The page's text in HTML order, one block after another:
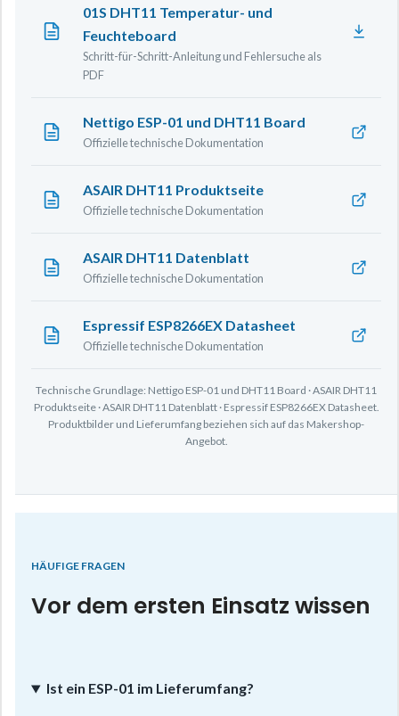
01S DHT11 Temperatur- und
Feuchteboard
Schritt-für-Schritt-Anleitung und Fehlersuche als
PDF
Nettigo ESP-01 und DHT11 Board
Offizielle technische Dokumentation
ASAIR DHT11 Produktseite
Offizielle technische Dokumentation
ASAIR DHT11 Datenblatt
Offizielle technische Dokumentation
Espressif ESP8266EX Datasheet
Offizielle technische Dokumentation
Technische Grundlage: Nettigo ESP-01 und DHT11 Board · ASAIR DHT11
Produktseite · ASAIR DHT11 Datenblatt · Espressif ESP8266EX Datasheet.
Produktbilder und Lieferumfang beziehen sich auf das Makershop-
Angebot.
HÄUFIGE FRAGEN
Vor dem ersten Einsatz wissen
Ist ein ESP-01 im Lieferumfang?